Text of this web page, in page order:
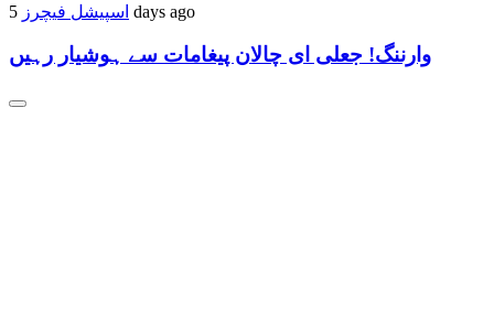
اسپیشل فیچرز 5 days ago
وارننگ! جعلی ای چالان پیغامات سے ہوشیار رہیں